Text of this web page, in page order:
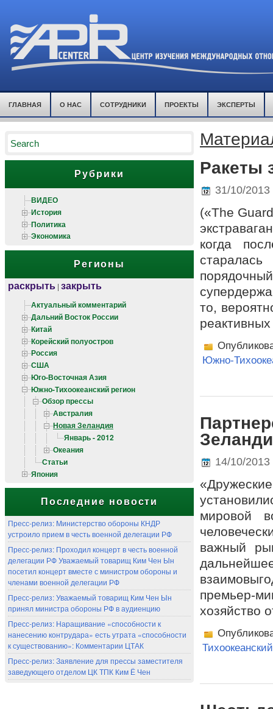
ГЛАВНАЯ О НАС СОТРУДНИКИ ПРОЕКТЫ ЭКСПЕРТЫ
Рубрики
ВИДЕО
История
Политика
Экономика
Регионы
раскрыть | закрыть
Актуальный комментарий
Дальний Восток России
Китай
Корейский полуостров
Россия
США
Юго-Восточная Азия
Южно-Тихоокеанский регион
Обзор прессы
Австралия
Новая Зеландия
Январь - 2012
Океания
Статьи
Япония
Последние новости
Пресс-релиз: Министерство обороны КНДР
устроило прием в честь военной делегации РФ
Пресс-релиз: Проходил концерт в честь военной
делегации РФ Уважаемый товарищ Ким Чен Ын
посетил концерт вместе с министром обороны и
членами военной делегации РФ
Пресс-релиз: Уважаемый товарищ Ким Чен Ын
принял министра обороны РФ в аудиенцию
Пресс-релиз: Наращивание «способности к
нанесению контрудара» есть утрата «способности
к существованию»: Комментарии ЦТАК
Пресс-релиз: Заявление для прессы заместителя
заведующего отделом ЦК ТПК Ким Ё Чен
Ракеты
31/10/2013
(«The
когда
то,
Южно-
14/10/2013
мировой
важный
премьер-
хозяйство